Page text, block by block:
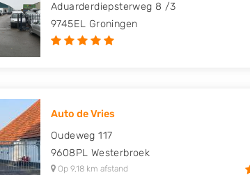
en Volvo.Aduarderdiepsterweg 8 /3
9745EL Groningen
Auto de Vries
Oudeweg 117
9608PL Westerbroek
Op 9,18 km afstand